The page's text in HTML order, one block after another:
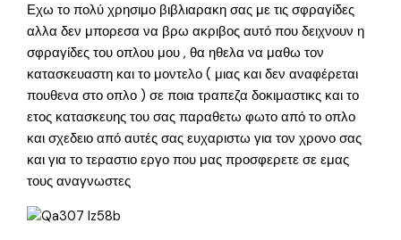
Εχω το πολύ χρησιμο βιβλιαρακη σας με τις σφραγίδες
αλλα δεν μπορεσα να βρω ακριβος αυτό που δειχνουν η
σφραγίδες του οπλου μου , θα ηθελα να μαθω τον
κατασκευαστη και το μοντελο ( μιας και δεν αναφέρεται
πουθενα στο οπλο ) σε ποια τραπεζα δοκιμαστικς και το
ετος κατασκευης του σας παραθετω φωτο από το οπλο
και σχεδειο από αυτές σας ευχαριστω για τον χρονο σας
και για το τεραστιο εργο που μας προσφερετε σε εμας
τους αναγνωστες